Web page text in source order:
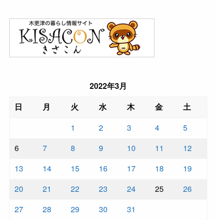
2022年3月
日
月 火 水 木 金
土
1
2 3 4
5
6
7 8 9 10 11
12
13
14 15 16 17 18
19
20
21 22 23 24 25
26
27
28 29 30 31